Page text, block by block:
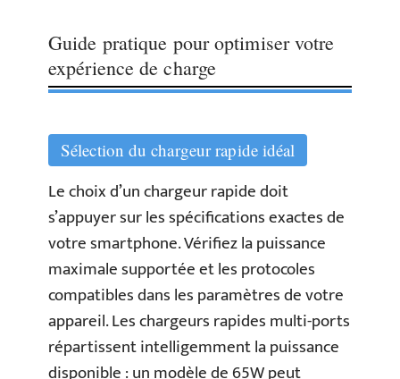
Guide pratique pour optimiser votre
expérience de charge
Sélection du chargeur rapide idéal
Le choix d’un chargeur rapide doit
s’appuyer sur les spécifications exactes de
votre smartphone. Vérifiez la puissance
maximale supportée et les protocoles
compatibles dans les paramètres de votre
appareil. Les chargeurs rapides multi-ports
répartissent intelligemment la puissance
disponible : un modèle de 65W peut